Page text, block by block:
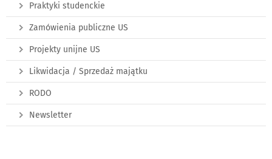
Praktyki studenckie
Zamówienia publiczne US
Projekty unijne US
Likwidacja / Sprzedaż majątku
RODO
Newsletter